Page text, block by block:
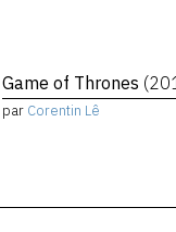
Game of Thrones
par Corentin Lê